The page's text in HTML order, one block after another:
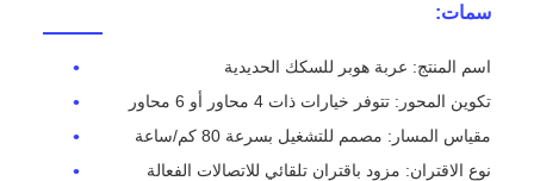
سمات:
اسم المنتج: عربة هوبر للسكك الحديدية
تكوين المحور: تتوفر خيارات ذات 4 محاور أو 6 محاور
مقياس المسار: مصمم للتشغيل بسرعة 80 كم/ساعة
نوع الاقتران: مزود باقتران تلقائي للاتصالات الفعالة